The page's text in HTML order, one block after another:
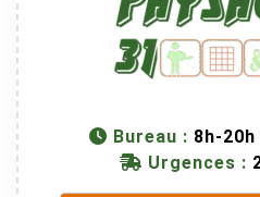
Bureau : 8h-
Urgences :